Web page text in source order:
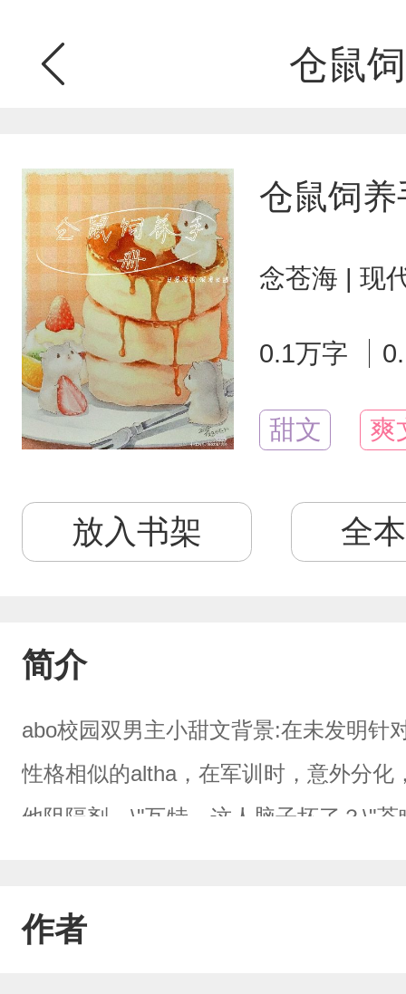
仓鼠
仓鼠饲养
念苍海 | 现
0.1万字
甜文 爽
放入书架 全
简介
abo校园双男主小甜文背景:在未发明针
性格相似的altha，在军训时，意外分
他阻隔剂，\"瓦特，这人脑子坏了？\"
\"哇，还是如此毒舌，我觉得他参加怼
作者